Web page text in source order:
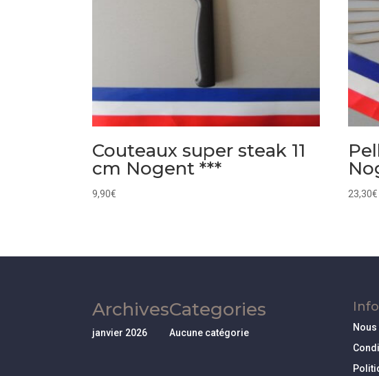
Couteaux super steak 11
cm Nogent ***
9,90€ 23,30€
Archives
janvier 2026
Categories
Aucune catégorie